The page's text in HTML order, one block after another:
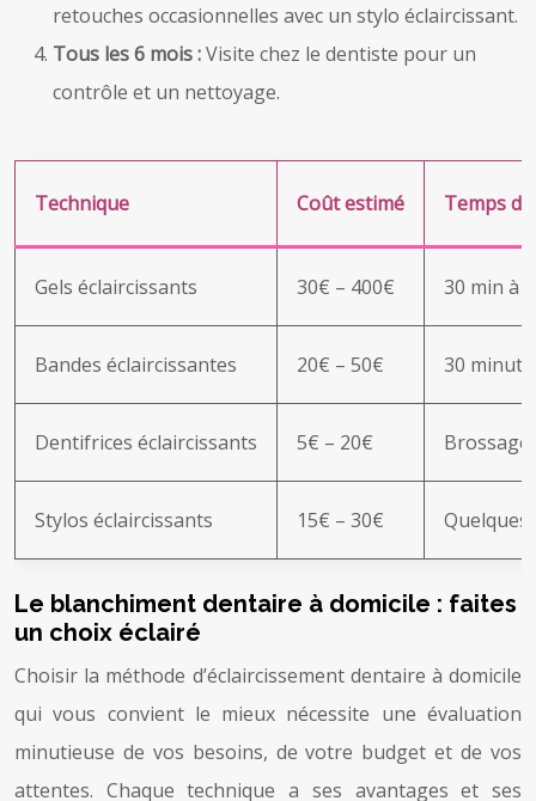
retouches occasionnelles avec un stylo éclaircissant.
Tous les 6 mois :Visite chez le dentiste pour un
contrôle et un nettoyage.
Technique Coût estimé Temps
Gels éclaircissants 30€ – 400€ 30 min à
Bandes éclaircissantes 20€ – 50€ 30
Dentifrices éclaircissants 5€ – 20€
Stylos éclaircissants 15€ – 30€
Le blanchiment dentaire à domicile : faites
un choix éclairé
Choisir la méthode d’éclaircissement dentaire à domicile
qui vous convient le mieux nécessite une évaluation
minutieuse de vos besoins, de votre budget et de vos
attentes. Chaque technique a ses avantages et ses